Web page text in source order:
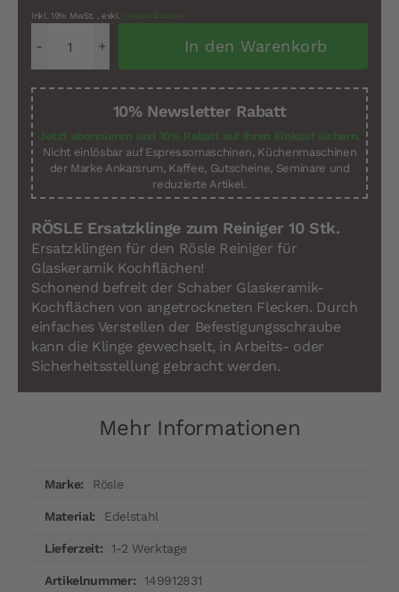
Inkl. 19% MwSt. , exkl. Versandkosten
In den Warenkorb
10% Newsletter Rabatt
Jetzt abonnieren und 10% Rabatt auf Ihren Einkauf sichern.
Nicht einlösbar auf Espressomaschinen, Küchenmaschinen
der Marke Ankarsrum, Kaffee, Gutscheine, Seminare und
reduzierte Artikel.
RÖSLE Ersatzklinge zum Reiniger 10 Stk.
Ersatzklingen für den Rösle Reiniger für
Glaskeramik Kochflächen!
Schonend befreit der Schaber Glaskeramik-
Kochflächen von angetrockneten Flecken. Durch
einfaches Verstellen der Befestigungsschraube
kann die Klinge gewechselt, in Arbeits- oder
Sicherheitsstellung gebracht werden.
Mehr Informationen
InformationenRösle
Edelstahl
1-2 Werktage
149912831